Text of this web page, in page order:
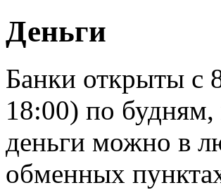
Деньги
Банки открыты с
18:00) по
деньги можно в
обменных